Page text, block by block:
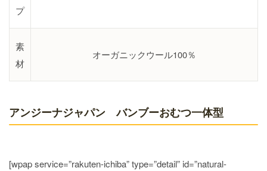
プ
素
材
オーガニックウール100％
アンジーナジャパン バンブーおむつ一体型
[wpap service=”rakuten-ichiba” type=”detail” id=”natural-